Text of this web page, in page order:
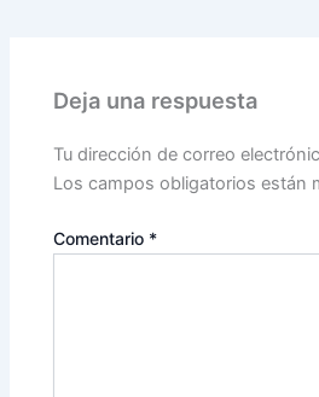
Deja una respuesta
Tu dirección de correo
Los campos obligatorios están
Comentario *